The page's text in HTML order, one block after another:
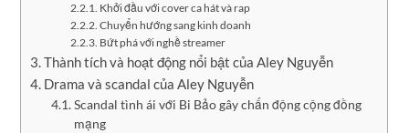
Khởi đầu với cover ca hát và rap
Chuyển hướng sang kinh doanh
Bứt phá với nghề streamer
Thành tích và hoạt động nổi bật của Aley Nguyễn
Drama và scandal của Aley Nguyễn
Scandal tình ái với Bi Bảo gây chấn động cộng đồng
mạng